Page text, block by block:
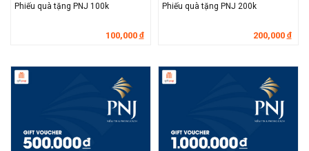
Phiếu quà tặng PNJ 100k
100,000 đ
Phiếu quà tặng PNJ 200k
200,000 đ